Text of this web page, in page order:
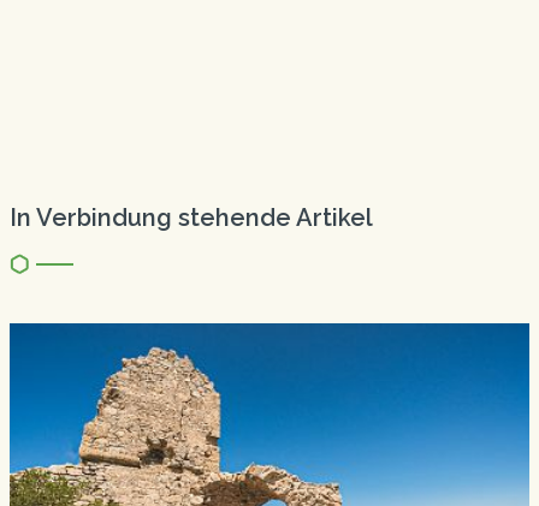
In Verbindung stehende Artikel